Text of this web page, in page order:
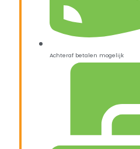
Achteraf betalen mogelijk